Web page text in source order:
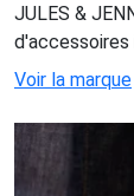
JULES &
d'accessoires
Voir la marque